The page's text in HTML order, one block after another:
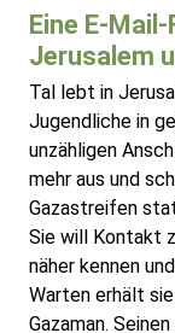
Eine E-
Jerusalem
Tal lebt in
Jugendliche in
unzähligen
mehr aus und
Gazastreifen
Sie will Kontakt
näher kennen
Warten erhält
Gazaman.